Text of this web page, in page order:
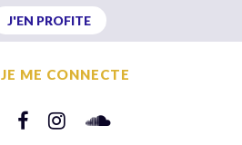
J'EN PROFITE
JE ME CONNECTE